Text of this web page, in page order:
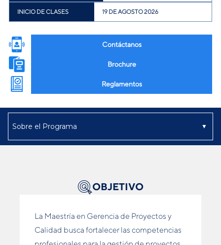
INICIO DE CLASES 19 DE AGOSTO 2026
Contáctanos
Brochure
Reglamentos
OBJETIVO
La Maestría en Gerencia de Proyectos y
Calidad busca fortalecer las competencias